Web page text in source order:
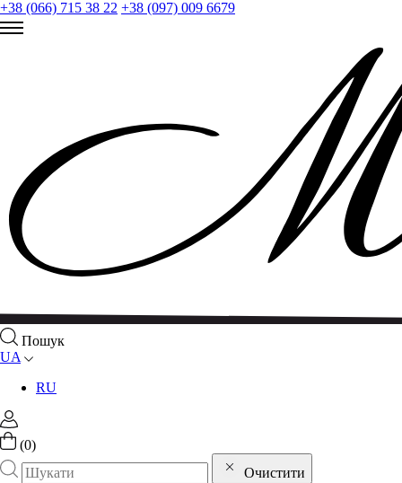
+38 (066) 715 38 22 +38 (097) 009 6679
Пошук
UA
RU
(0)
Очистити